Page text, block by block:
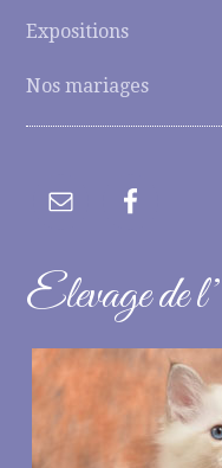
Expositions
Nos mariages
Elevage de